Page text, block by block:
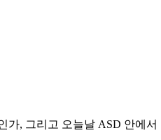
가, 그리고 오늘날 ASD 안에